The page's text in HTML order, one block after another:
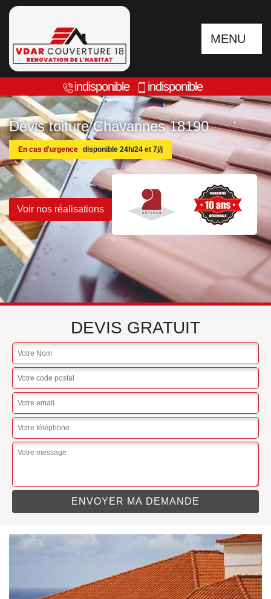
MENU
indisponible indisponible
Devis toiture Chavannes 18190
En cas d'urgence disponible 24h/24 et 7j/j
Voir nos réalisations
DEVIS GRATUIT